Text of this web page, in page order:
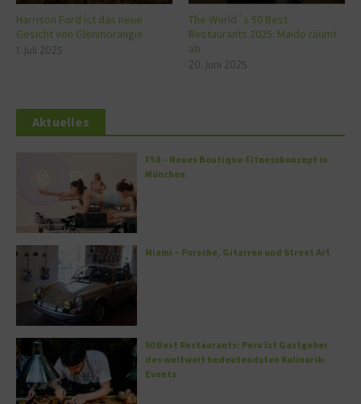
Harrison Ford ist das neue
Gesicht von Glenmorangie
1. Juli 2025
The World´s 50 Best
Restaurants 2025: Maido räumt
ab
20. Juni 2025
Aktuelles
FS8 – Neues Boutique-Fitnesskonzept in
München
Miami – Porsche, Gitarren und Street Art
50 Best Restaurants: Peru ist Gastgeber
des weltweit bedeutendsten Kulinarik-
Events